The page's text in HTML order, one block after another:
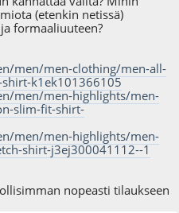
(etenkin netissä)
formaaliuuteen?
men/men-clothing/men-all-
k1ek101366105
men/men-highlights/men-
slim-fit-shirt-
men/men-highlights/men-
shirt-j3ej300041112--1
nopeasti tilaukseen